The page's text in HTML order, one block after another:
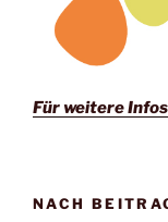
Für weitere
NACH